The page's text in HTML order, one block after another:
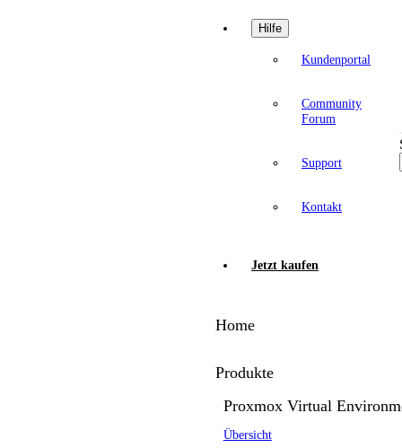
Hilfe
Kundenportal
Community
Forum
Support
Kontakt
Jetzt kaufen
Home
Produkte
Proxmox Virtual
Übersicht